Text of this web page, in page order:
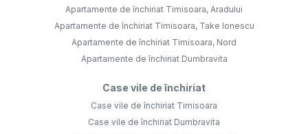
Apartamente de închiriat Timisoara, Aradului
Apartamente de închiriat Timisoara, Take Ionescu
Apartamente de închiriat Timisoara, Nord
Apartamente de închiriat Dumbravita
Case vile de închiriat
Case vile de închiriat Timisoara
Case vile de închiriat Dumbravita